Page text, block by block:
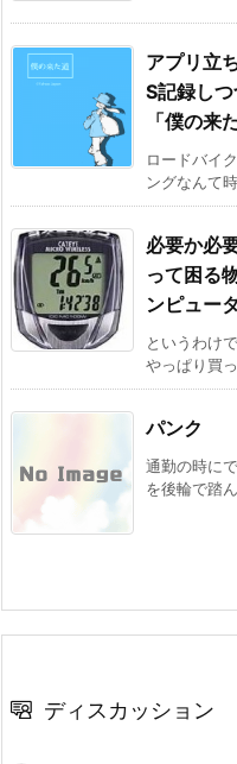
アプリ立
S記録し
「僕の来
ロードバイ
ングなんて
必要か必
って困る
ンピュー
というわけ
やっぱり買
パンク
通勤の時に
を後輪で踏
ディスカッション